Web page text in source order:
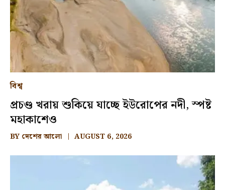
বিশ্ব
প্রচণ্ড খরায় শুকিয়ে যাচ্ছে ইউরোপের নদী, স্পষ্ট
মহাকাশেও
BY দেশের আলো AUGUST 6, 2026